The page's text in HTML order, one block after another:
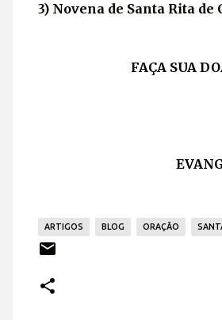
3) Novena de Santa Rita de
FAÇA SUA
ARTIGOS BLOG ORAÇÃO